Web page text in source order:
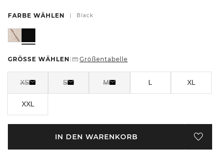
FARBE WÄHLEN Black
GRÖSSE WÄHLEN Größentabelle
XS S M L XL
XXL
IN DEN WARENKORB